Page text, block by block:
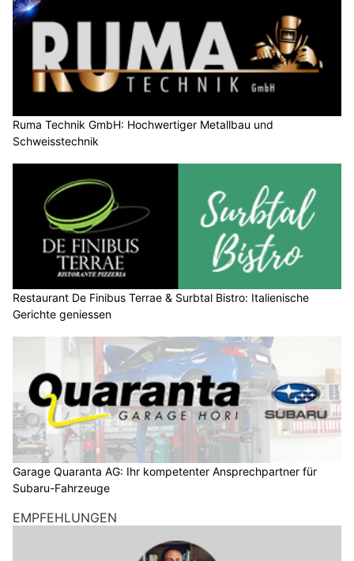
Ruma Technik GmbH: Hochwertiger Metallbau und
Schweisstechnik
Restaurant De Finibus Terrae & Surbtal Bistro: Italienische
Gerichte geniessen
Garage Quaranta AG: Ihr kompetenter Ansprechpartner für
Subaru-Fahrzeuge
EMPFEHLUNGEN